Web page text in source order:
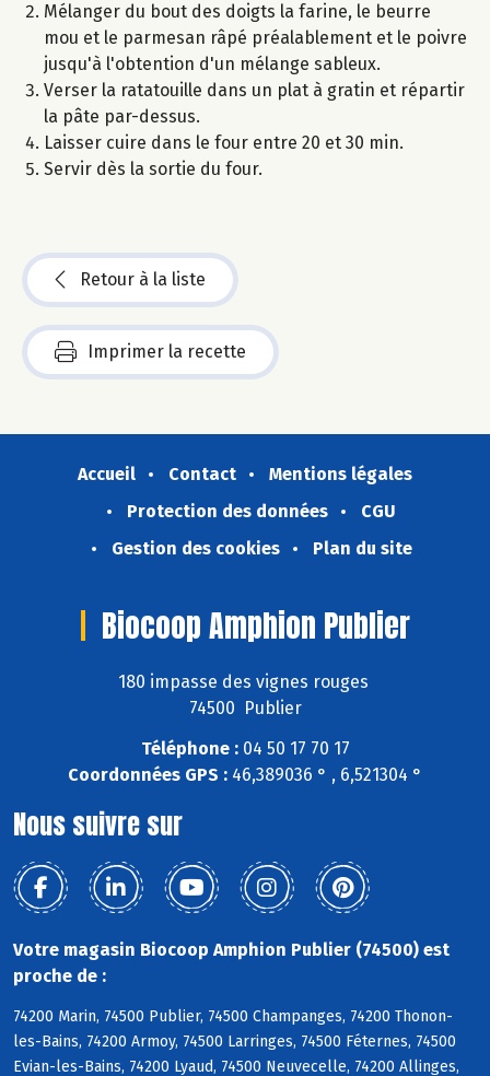
Mélanger du bout des doigts la farine, le beurre
mou et le parmesan râpé préalablement et le poivre
jusqu'à l'obtention d'un mélange sableux.
Verser la ratatouille dans un plat à gratin et répartir
la pâte par-dessus.
Laisser cuire dans le four entre 20 et 30 min.
Servir dès la sortie du four.
Retour à la liste
Imprimer la recette
Accueil Contact
Mentions légales
Protection des données
CGU
Gestion des cookies
Plan du site
Biocoop Amphion Publier
180 impasse des vignes rouges
74500 Publier
Téléphone :04 50 17 70 17
Coordonnées GPS : 46,389036 ° , 6,521304 °
Nous suivre sur
Votre magasin Biocoop Amphion Publier (74500) est
proche de :
74200 Marin, 74500 Publier, 74500 Champanges, 74200 Thonon-
les-Bains, 74200 Armoy, 74500 Larringes, 74500 Féternes, 74500
Evian-les-Bains, 74200 Lyaud, 74500 Neuvecelle, 74200 Allinges,